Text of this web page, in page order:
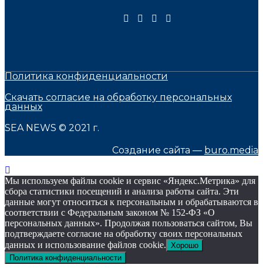
Политика конфиденциальности
Скачать согласие на обработку персональных
данных
SEA NEWS © 2021 г.
Создание сайта — buro.media
Мы используем файлы cookie и сервис «Яндекс.Метрика» для
сбора статистики посещений и анализа работы сайта. Эти
данные могут относиться к персональным и обрабатываются в
соответствии с Федеральным законом № 152-ФЗ «О
персональных данных». Продолжая пользоваться сайтом, Вы
подтверждаете согласие на обработку своих персональных
данных и использование файлов cookie. Хорошо
Политика конфиденциальности